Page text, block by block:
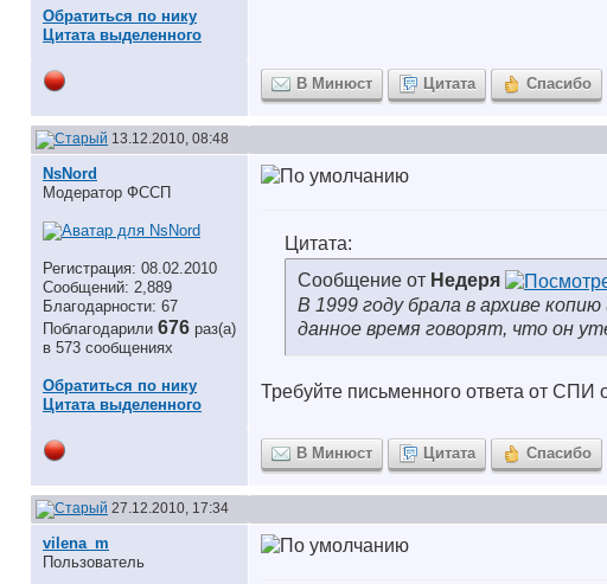
Обратиться по нику
Цитата выделенного
В Минюст Цитата Спасибо
13.12.2010, 08:48
NsNord
Модератор ФССП
Регистрация: 08.02.2010
Сообщений: 2,889
Благодарности: 67
Поблагодарили 676 раз(а)
в 573 сообщениях
Обратиться по нику
Цитата выделенного
Цитата:
Сообщение от Недеря
В 1999 году брала в архиве
данное время говорят, что он
Требуйте письменного ответа от СПИ
В Минюст Цитата Спасибо
27.12.2010, 17:34
vilena_m
Пользователь